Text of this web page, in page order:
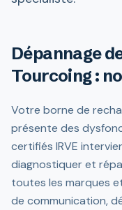
Dépannage
Tourcoing :
Votre borne de
présente des
certifiés IRVE
diagnostiquer et
toutes les marques
de communication,